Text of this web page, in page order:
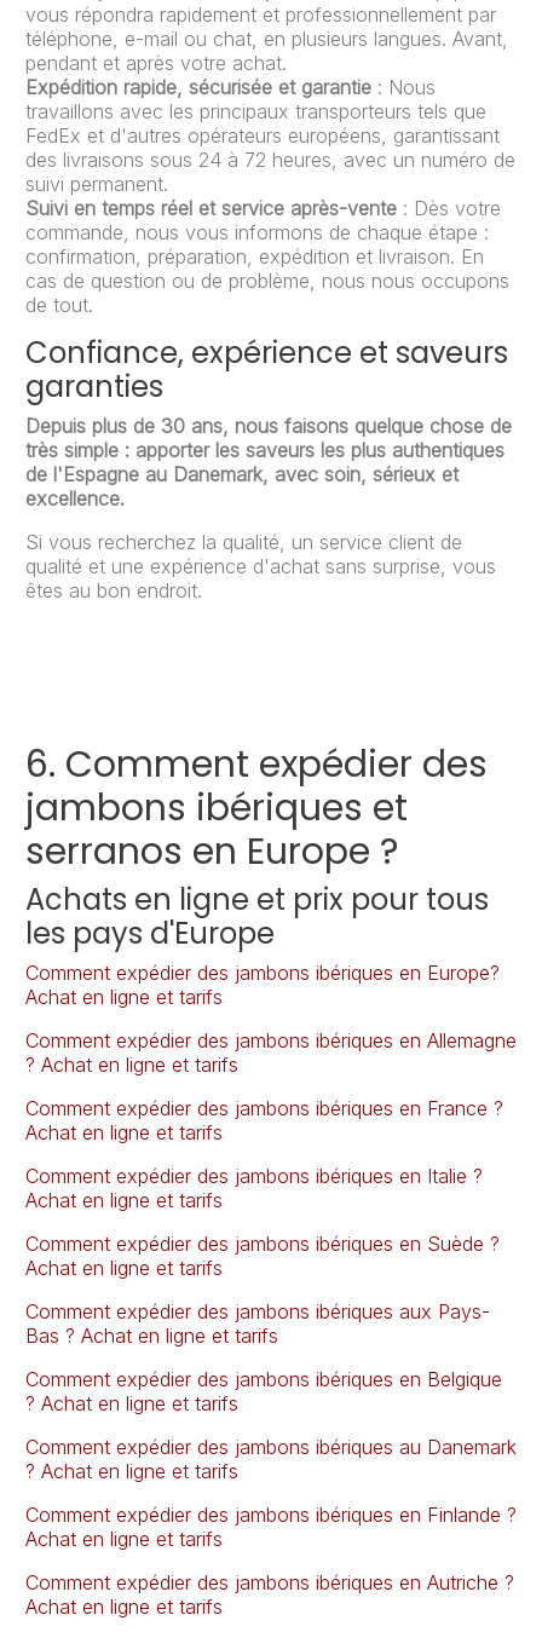
vous répondra rapidement et professionnellement par
téléphone, e-mail ou chat, en plusieurs langues. Avant,
pendant et après votre achat.
Expédition rapide, sécurisée et garantie : Nous
travaillons avec les principaux transporteurs tels que
FedEx et d'autres opérateurs européens, garantissant
des livraisons sous 24 à 72 heures, avec un numéro de
suivi permanent.
Suivi en temps réel et service après-vente : Dès votre
commande, nous vous informons de chaque étape :
confirmation, préparation, expédition et livraison. En
cas de question ou de problème, nous nous occupons
de tout.
Confiance, expérience et saveurs
garanties
Depuis plus de 30 ans, nous faisons quelque chose de
très simple : apporter les saveurs les plus authentiques
de l'Espagne au Danemark, avec soin, sérieux et
excellence.
Si vous recherchez la qualité, un service client de
qualité et une expérience d'achat sans surprise, vous
êtes au bon endroit.
6. Comment expédier des
jambons ibériques et
serranos en Europe ?
Achats en ligne et prix pour tous
les pays d'Europe
Comment expédier des jambons ibériques en Europe?
Achat en ligne et tarifs
Comment expédier des jambons ibériques en Allemagne
? Achat en ligne et tarifs
Comment expédier des jambons ibériques en France ?
Achat en ligne et tarifs
Comment expédier des jambons ibériques en Italie ?
Achat en ligne et tarifs
Comment expédier des jambons ibériques en Suède ?
Achat en ligne et tarifs
Comment expédier des jambons ibériques aux Pays-
Bas ? Achat en ligne et tarifs
Comment expédier des jambons ibériques en Belgique
? Achat en ligne et tarifs
Comment expédier des jambons ibériques au Danemark
? Achat en ligne et tarifs
Comment expédier des jambons ibériques en Finlande ?
Achat en ligne et tarifs
Comment expédier des jambons ibériques en Autriche ?
Achat en ligne et tarifs